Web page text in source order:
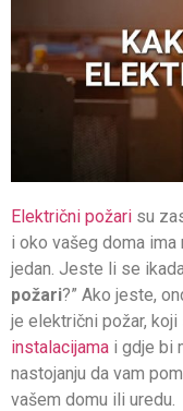
Električni požari su
i oko vašeg doma
jedan. Jeste li se
požari?” Ako jeste,
je električni požar, koji
instalacijama i gdje bi
nastojanju da vam
vašem domu ili uredu.